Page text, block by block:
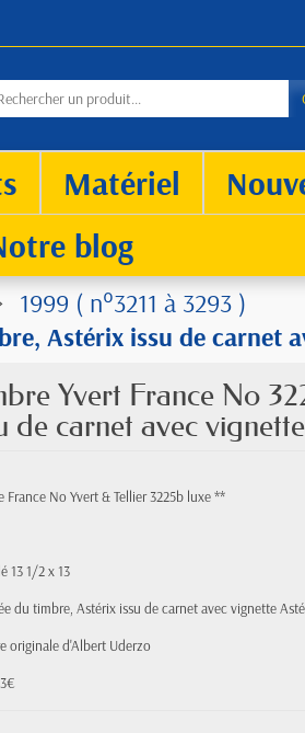
Matériel
blog
1999 ( n°3211 à 3293 )
Astérix issu de carnet
Yvert France No
de carnet avec vignette
France No Yvert & Tellier 3225b luxe **
13 1/2 x 13
du timbre, Astérix issu de carnet avec vignette
originale d'Albert Uderzo